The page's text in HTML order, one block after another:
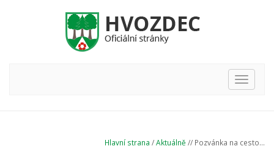
Hlavní
nabídka
Hlavní strana /Aktuálně // Pozvánka na cesto...